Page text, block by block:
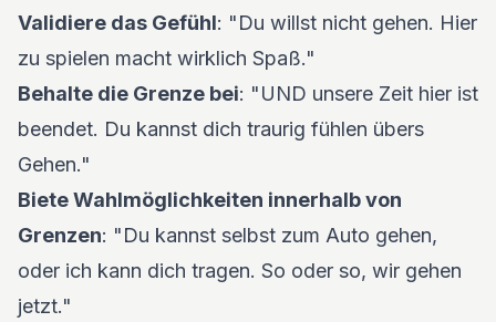
Validiere das Gefühl: "Du willst nicht gehen. Hier
zu spielen macht wirklich Spaß."
Behalte die Grenze bei: "UND unsere Zeit hier ist
beendet. Du kannst dich traurig fühlen übers
Gehen."
Biete Wahlmöglichkeiten innerhalb von
Grenzen: "Du kannst selbst zum Auto gehen,
oder ich kann dich tragen. So oder so, wir gehen
jetzt."